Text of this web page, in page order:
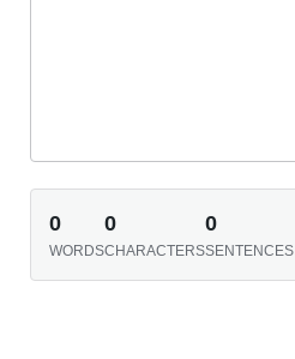
0
WORDS
0
CHARACTERS
0
SENTENCES